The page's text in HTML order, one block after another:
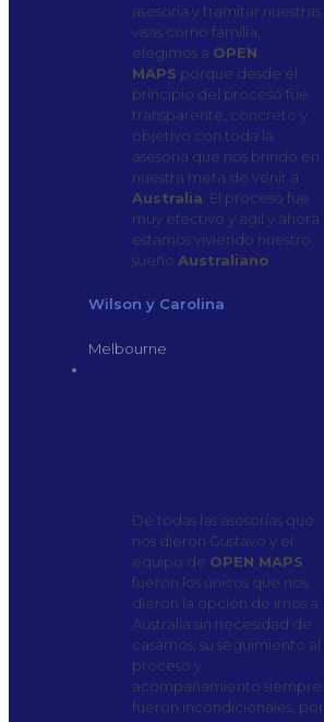
asesoría y tramitar nuestras
visas como familia,
elegimos a OPEN
MAPS porque desde el
principio del proceso fue
transparente, concreto y
objetivo con toda la
asesoría que nos brindó en
nuestra meta de venir a
Australia . El proceso fue
muy efectivo y ágil y ahora
estamos viviendo nuestro
sueño Australiano
Wilson y Carolina
Melbourne
De todas las asesorías que
nos dieron Gustavo y el
equipo de OPEN MAPS
fueron los únicos que nos
dieron la opción de irnos a
Australia sin necesidad de
casarnos, su seguimiento al
proceso y
acompañamiento siempre
fueron incondicionales, por